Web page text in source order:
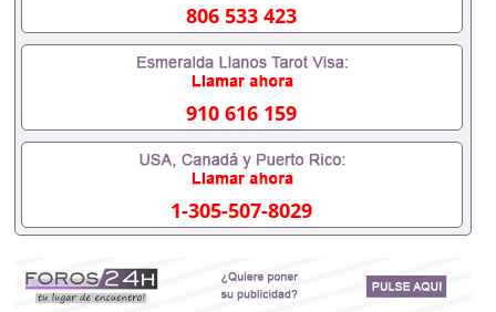
可以安排办理，毕业证成绩单，学校，专业，学位，
毕业时间都可以根据客户要求安排。 国内找工作假的
毕业证可以用吗551190476假的毕业证成绩单可以办
学历认证吗551190476要定居国外需要办理什么材料
551190476入职事业单位/国企假的毕业证会查吗
551190476入职国企/事业单位需要些什么材料
551190476办理假毕业证在国内能用吗, 挂科拿不到毕
业证怎么办, 毕业证丢了怎么办, 没有正常毕业怎么办
理毕业证,没毕业可以办学历认证吗,您是否因为中途
辍学、挂科而没有正常毕业551190476您是否因为递
交材料不齐而被拒之门外551190476您是否因没正常
了,成绩不理想毕不了业怎么办551190476找工作没有
文凭怎么办,怎么办理本科/研究生文凭551190476如
806 533 423
910 616 159
1-305-507-8029